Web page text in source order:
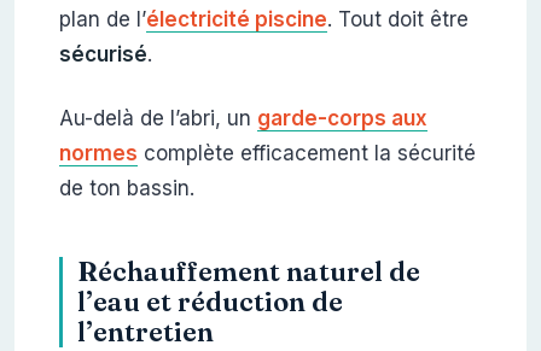
plan de l’électricité piscine. Tout doit être
sécurisé.
Au-delà de l’abri, un garde-corps aux
normes complète efficacement la sécurité
de ton bassin.
Réchauffement naturel de
l’eau et réduction de
l’entretien